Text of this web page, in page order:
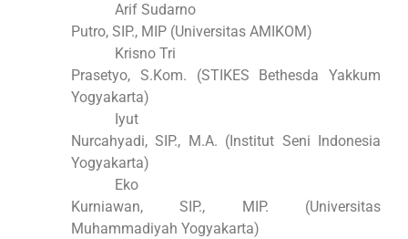
Arif Sudarno
Putro, SIP., MIP (Universitas AMIKOM)
Krisno Tri
Prasetyo, S.Kom. (STIKES Bethesda Yakkum
Yogyakarta)
Iyut
Nurcahyadi, SIP., M.A. (Institut Seni Indonesia
Yogyakarta)
Eko
Kurniawan, SIP., MIP. (Universitas
Muhammadiyah Yogyakarta)